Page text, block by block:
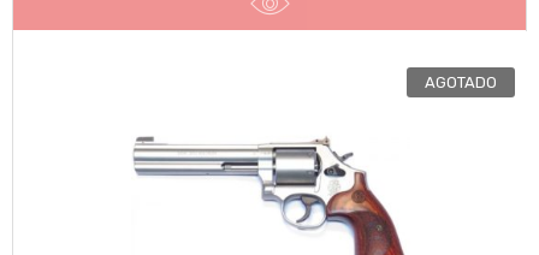
AGOTADO